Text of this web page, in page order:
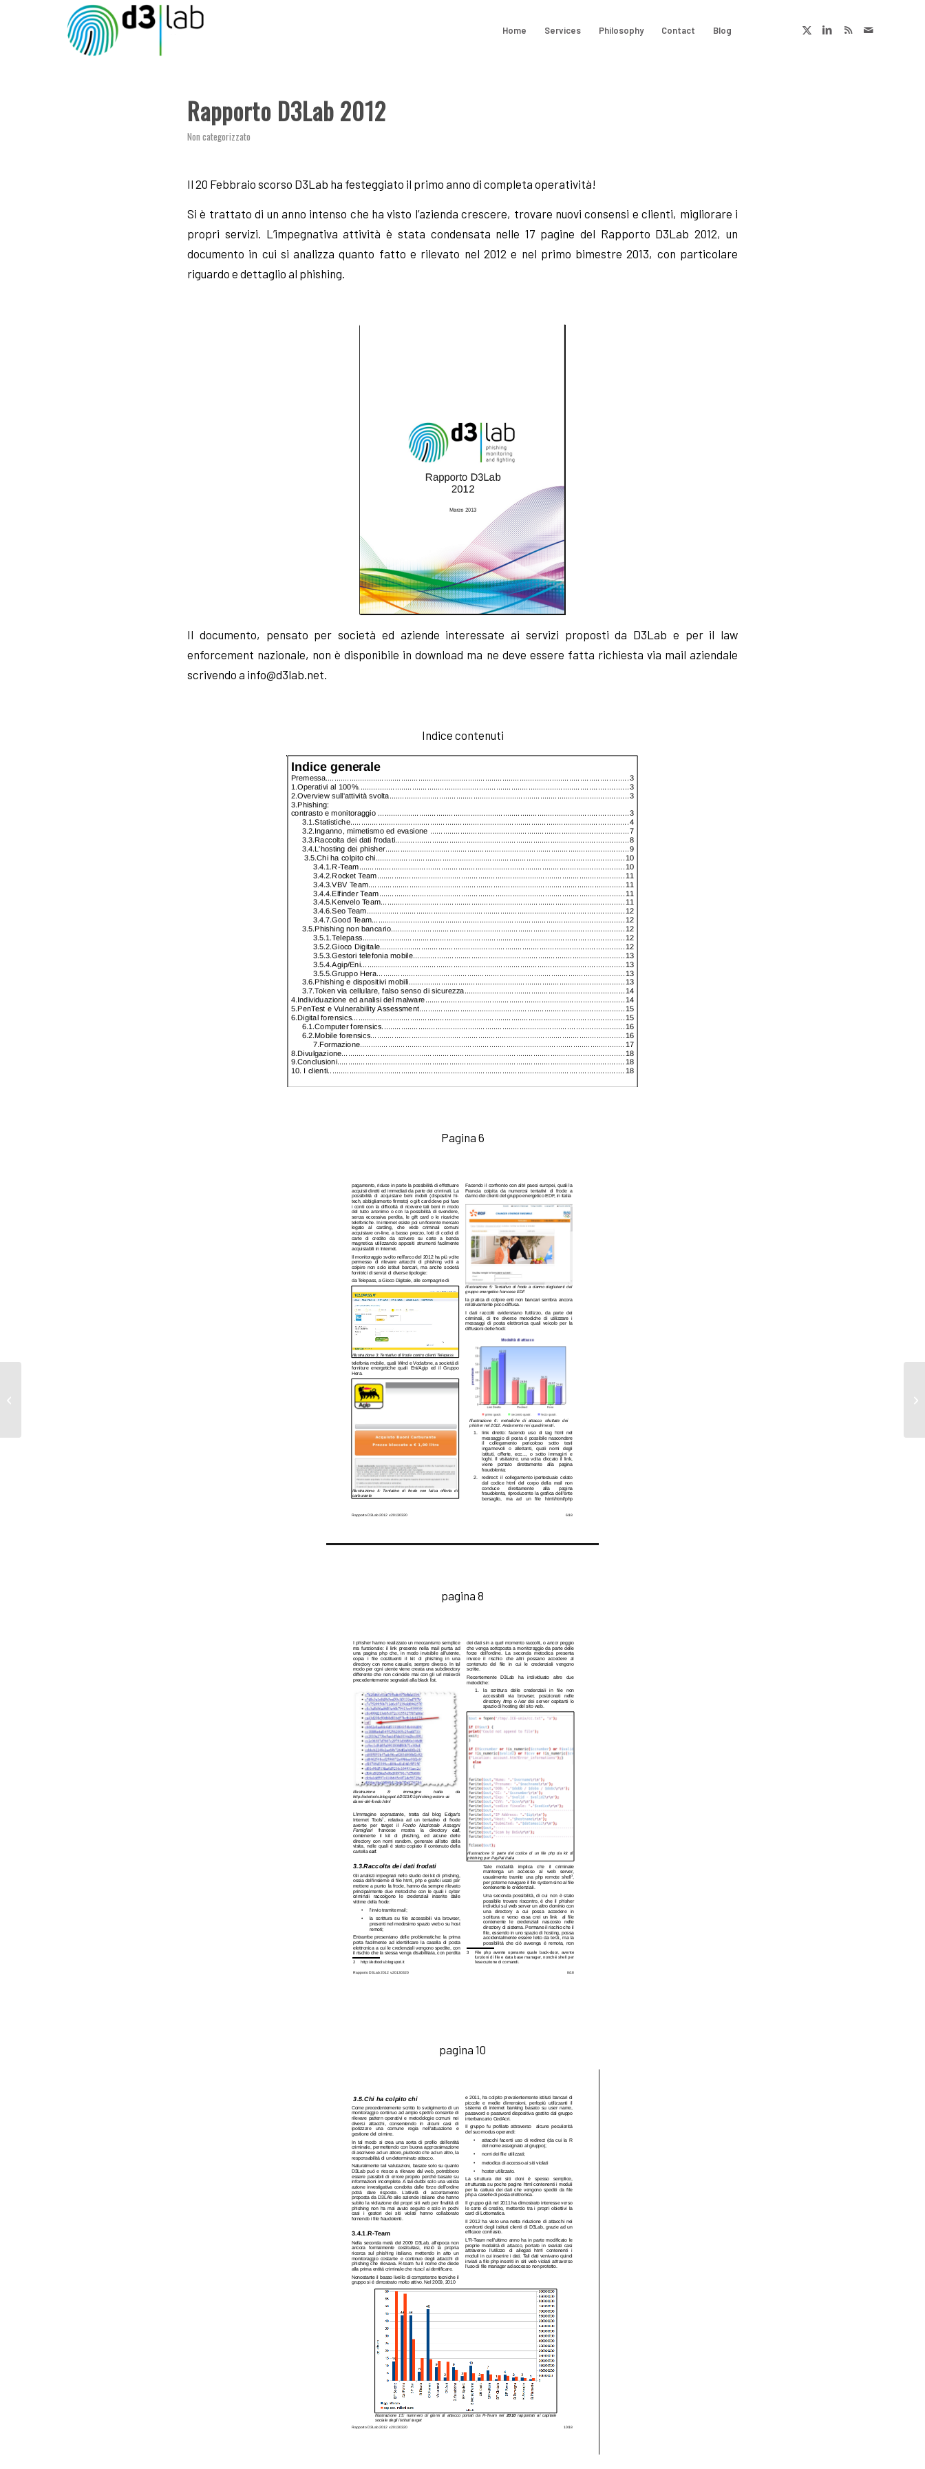
Home Services Philosophy Contact Blog
Rapporto D3Lab 2012
Non categorizzato
Il 20 Febbraio scorso D3Lab ha festeggiato il primo anno di completa operatività!
Si è trattato di un anno intenso che ha visto l’azienda crescere, trovare nuovi consensi e clienti, migliorare i
propri servizi. L’impegnativa attività è stata condensata nelle 17 pagine del Rapporto D3Lab 2012, un
documento in cui si analizza quanto fatto e rilevato nel 2012 e nel primo bimestre 2013, con particolare
riguardo e dettaglio al phishing.
Il documento, pensato per società ed aziende interessate ai servizi proposti da D3Lab e per il law
enforcement nazionale, non è disponibile in download ma ne deve essere fatta richiesta via mail aziendale
scrivendo a info@d3lab.net.
Indice contenuti
Pagina 6
pagina 8
pagina 10